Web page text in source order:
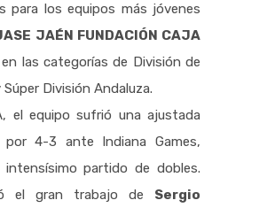
para los equipos más jóvenes
JAÉN FUNDACIÓN CAJA
en las categorías de División de
División Andaluza.
el equipo sufrió una ajustada
por 4-3 ante Indiana Games,
partido de dobles.
el gran trabajo de Sergio